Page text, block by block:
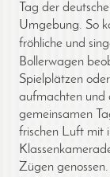
Tag der
Umgebung. So
fröhliche und
Bollerwagen
Spielplätzen
aufmachten und
gemeinsamen
frischen Luft mit
Zügen